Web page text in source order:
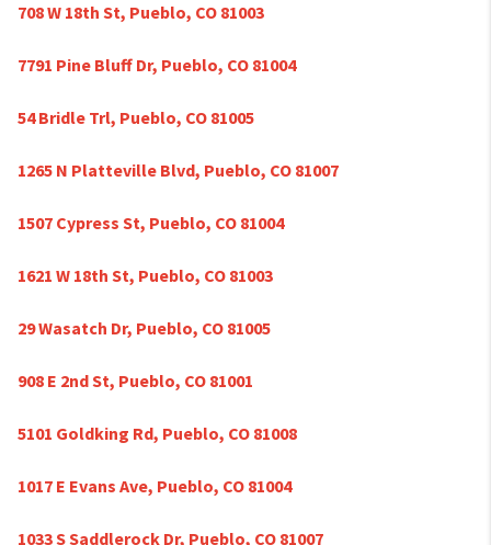
708 W 18th St, Pueblo, CO 81003
7791 Pine Bluff Dr, Pueblo, CO 81004
54 Bridle Trl, Pueblo, CO 81005
1265 N Platteville Blvd, Pueblo, CO 81007
1507 Cypress St, Pueblo, CO 81004
1621 W 18th St, Pueblo, CO 81003
29 Wasatch Dr, Pueblo, CO 81005
908 E 2nd St, Pueblo, CO 81001
5101 Goldking Rd, Pueblo, CO 81008
1017 E Evans Ave, Pueblo, CO 81004
1033 S Saddlerock Dr, Pueblo, CO 81007